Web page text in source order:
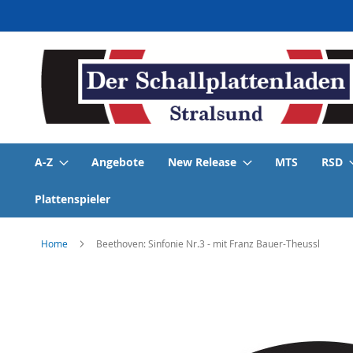
zum
Inhalt
A-Z Angebote New Release MTS RSD
Plattenspieler
Home Beethoven: Sinfonie Nr.3 - mit Franz Bauer-Theussl